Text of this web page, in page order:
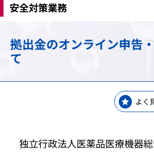
安全対策業務
拠出金のオンライン申告
て
よく
独立行政法人医薬品医療機器